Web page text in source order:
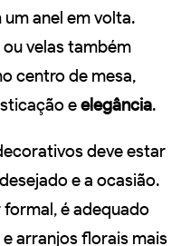
anel em volta.
velas também
centro de mesa,
eelegância.
deve estar
e a ocasião.
é adequado
arranjos florais mais